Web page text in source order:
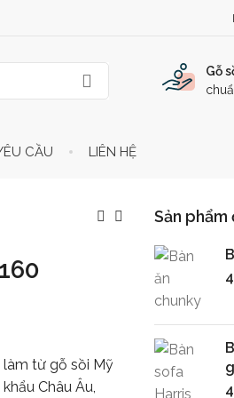
Gỗ
CẦU LIÊN HỆ
từ gỗ sồi Mỹ
Châu Âu,
Sản phẩm